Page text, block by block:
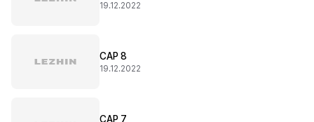
19.12.2022
CAP 8
19.12.2022
CAP 7